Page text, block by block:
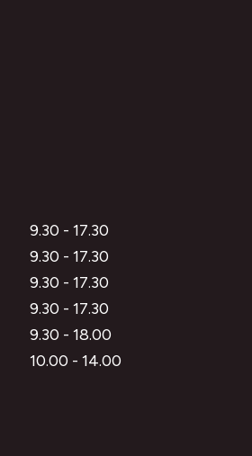
9.30 - 17.30
9.30 - 17.30
9.30 - 17.30
9.30 - 17.30
9.30 - 18.00
10.00 - 14.00